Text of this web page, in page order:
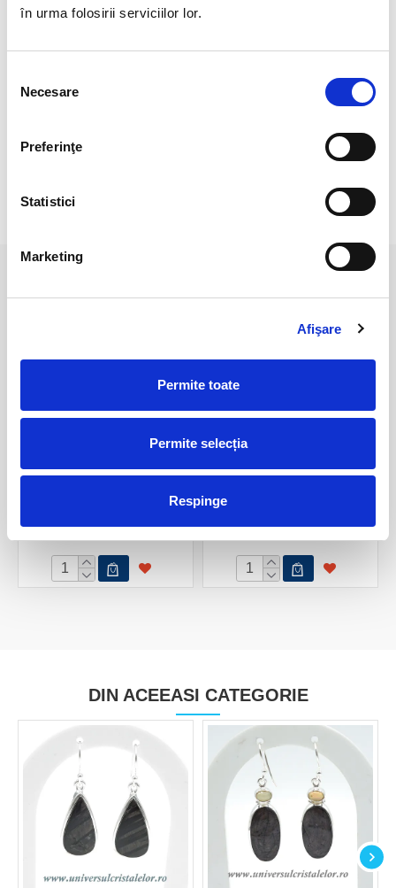
în urma folosirii serviciilor lor.
consimțământului
Necesare
Preferinţe
Statistici
Marketing
Afişare
Permite toate
Permite selecția
Respinge
mobilului/tableteli/laptopului dumneavoastra.
RECENZII CLIENTI
DIN ACEEASI CATEGORIE